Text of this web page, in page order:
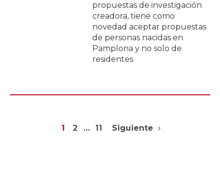
propuestas de investigación
creadora, tiene como
novedad aceptar propuestas
de personas nacidas en
Pamplona y no solo de
residentes
1 2 … 11 Siguiente